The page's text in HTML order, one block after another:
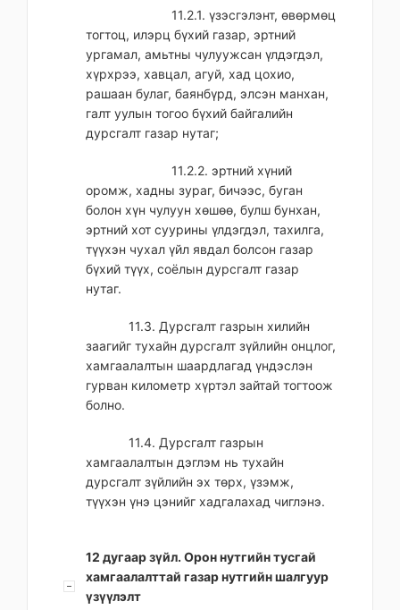
11.2.1. үзэсгэлэнт, өвөрмөц
тогтоц, илэрц бүхий газар, эртний
ургамал, амьтны чулуужсан үлдэгдэл,
хүрхрээ, хавцал, агуй, хад цохио,
рашаан булаг, баянбүрд, элсэн манхан,
галт уулын тогоо бүхий байгалийн
дурсгалт газар нутаг;
11.2.2. эртний хүний
оромж, хадны зураг, бичээс, буган
болон хүн чулуун хөшөө, булш бунхан,
эртний хот суурины үлдэгдэл, тахилга,
түүхэн чухал үйл явдал болсон газар
бүхий түүх, соёлын дурсгалт газар
нутаг.
11.3. Дурсгалт газрын хилийн
заагийг тухайн дурсгалт зүйлийн онцлог,
хамгаалалтын шаардлагад үндэслэн
гурван километр хүртэл зайтай тогтоож
болно.
11.4. Дурсгалт газрын
хамгаалалтын дэглэм нь тухайн
дурсгалт зүйлийн эх төрх, үзэмж,
түүхэн үнэ цэнийг хадгалахад чиглэнэ.
12 дугаар зүйл. Орон нутгийн тусгай
хамгаалалттай газар нутгийн шалгуур
үзүүлэлт